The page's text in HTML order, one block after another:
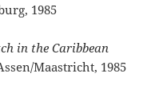
1985
in the Caribbean
Maastricht, 1985